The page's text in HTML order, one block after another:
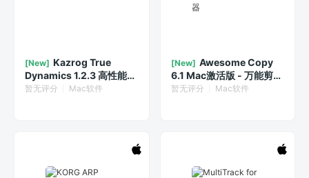
[New] Kazrog True
Dynamics 1.2.3 高性能动
态处理插件
暂无评分 Mac软件
[New] Awesome Copy
6.1 Mac激活版 - 万能剪贴
板历史管理器
暂无评分 Mac软件